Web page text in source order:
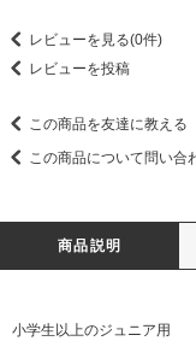
レビューを見る(0件)
レビューを投稿
この商品を友達に教える
この商品について問い合
商品説明
小学生以上のジュニア用